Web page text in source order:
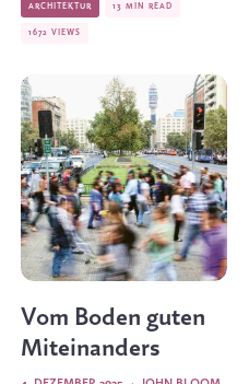
ARCHITEKTUR 13 MIN READ
1672 VIEWS
Vom Boden guten
Miteinanders